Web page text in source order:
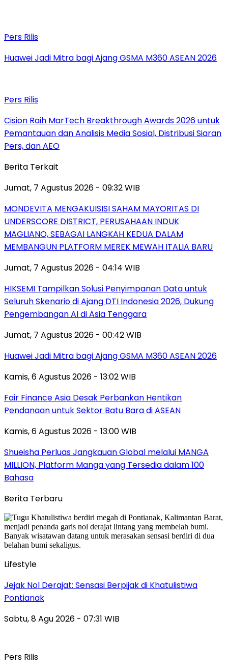
Pers Rilis
Huawei Jadi Mitra bagi Ajang GSMA M360 ASEAN 2026
Pers Rilis
Cision Raih MarTech Breakthrough Awards 2026 untuk
Pemantauan dan Analisis Media Sosial, Distribusi Siaran
Pers, dan AEO
Berita Terkait
Jumat, 7 Agustus 2026 - 09:32 WIB
MONDEVITA MENGAKUISISI SAHAM MAYORITAS DI
UNDERSCORE DISTRICT, PERUSAHAAN INDUK
MAGLIANO, SEBAGAI LANGKAH KEDUA DALAM
MEMBANGUN PLATFORM MEREK MEWAH ITALIA BARU
Jumat, 7 Agustus 2026 - 04:14 WIB
HIKSEMI Tampilkan Solusi Penyimpanan Data untuk
Seluruh Skenario di Ajang DTI Indonesia 2026, Dukung
Pengembangan AI di Asia Tenggara
Jumat, 7 Agustus 2026 - 00:42 WIB
Huawei Jadi Mitra bagi Ajang GSMA M360 ASEAN 2026
Kamis, 6 Agustus 2026 - 13:02 WIB
Fair Finance Asia Desak Perbankan Hentikan
Pendanaan untuk Sektor Batu Bara di ASEAN
Kamis, 6 Agustus 2026 - 13:00 WIB
Shueisha Perluas Jangkauan Global melalui MANGA
MILLION, Platform Manga yang Tersedia dalam 100
Bahasa
Berita Terbaru
Lifestyle
Jejak Nol Derajat: Sensasi Berpijak di Khatulistiwa
Pontianak
Sabtu, 8 Agu 2026 - 07:31 WIB
Pers Rilis